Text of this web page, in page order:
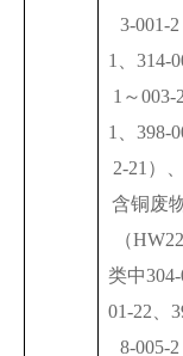
3-001-2
1、314-
1～003-2
1、398-
2-21）、
含铜废
（HW22
类中
01-22、
8-005-2